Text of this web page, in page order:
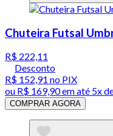
Chuteira Futsal
R$ 222,11
Desconto
R$ 152,91 no PIX
ou R$ 169,90em até 5x
COMPRAR AGORA